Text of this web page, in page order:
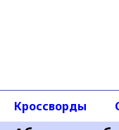
Кроссворды